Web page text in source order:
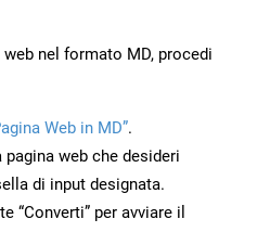
nel formato MD, procedi
Web in MD”.
pagina web che desideri
di input designata.
“Converti” per avviare il